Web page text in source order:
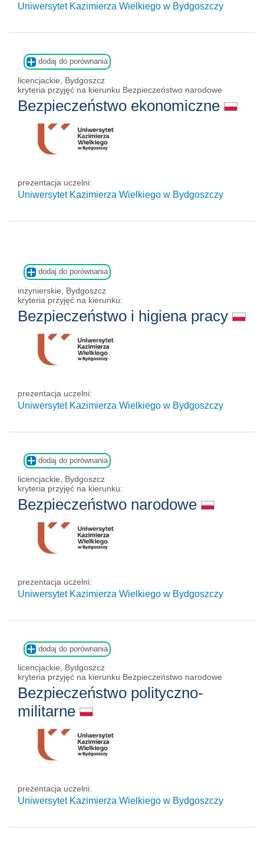
Uniwersytet Kazimierza Wielkiego w Bydgoszczy
dodaj do porównania
licencjackie, Bydgoszcz
kryteria przyjęć na kierunku Bezpieczeństwo narodowe
Bezpieczeństwo ekonomiczne
prezentacja uczelni:
Uniwersytet Kazimierza Wielkiego w Bydgoszczy
dodaj do porównania
inżynierskie, Bydgoszcz
kryteria przyjęć na kierunku:
Bezpieczeństwo i higiena pracy
prezentacja uczelni:
Uniwersytet Kazimierza Wielkiego w Bydgoszczy
dodaj do porównania
licencjackie, Bydgoszcz
kryteria przyjęć na kierunku:
Bezpieczeństwo narodowe
prezentacja uczelni:
Uniwersytet Kazimierza Wielkiego w Bydgoszczy
dodaj do porównania
licencjackie, Bydgoszcz
kryteria przyjęć na kierunku Bezpieczeństwo narodowe
Bezpieczeństwo polityczno-
militarne
prezentacja uczelni:
Uniwersytet Kazimierza Wielkiego w Bydgoszczy